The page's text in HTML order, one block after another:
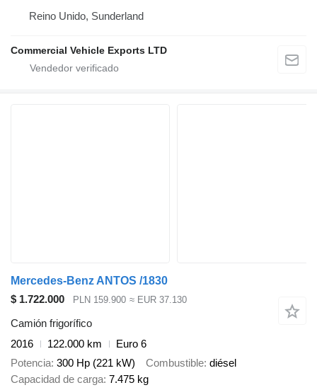
Reino Unido, Sunderland
Commercial Vehicle Exports LTD
Mercedes-Benz ANTOS /1830
$ 1.722.000
PLN 159.900 ≈ EUR 37.130
Camión frigorífico
2016
122.000 km
Euro 6
Potencia 300 Hp (221 kW) Combustible diésel
Capacidad de carga 7.475 kg